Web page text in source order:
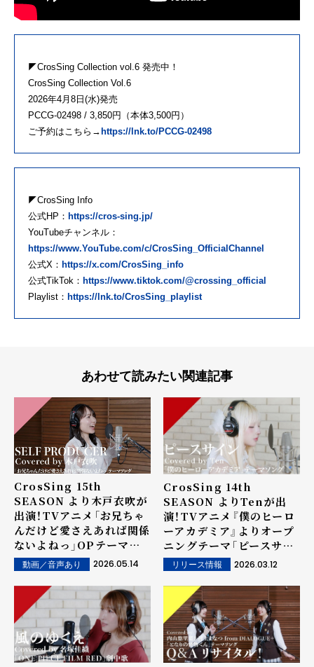
◤CrosSing Collection vol.6 発売中！
CrosSing Collection Vol.6
2026年4月8日(水)発売
PCCG-02498 / 3,850円（本体3,500円）
ご予約はこちら→https://lnk.to/PCCG-02498
◤CrosSing Info
公式HP： https://cros-sing.jp/
YouTubeチャンネル：
https://www.YouTube.com/c/CrosSing_OfficialChannel
公式X： https://x.com/CrosSing_info
公式TikTok： https://www.tiktok.com/@crossing_official
Playlist： https://lnk.to/CrosSing_playlist
あわせて読みたい関連記事
CrosSing 15th
SEASON より木戸衣吹が
出演！TVアニメ「お兄ちゃ
んだけど愛さえあれば関係
ないよねっ」OPテーマの
「SELF PRODUCER」を
カバー！
動画／音声あり 2026.05.14
CrosSing 14th
SEASON よりTenが出
演！TVアニメ『僕のヒーロ
ーアカデミア』よりオープ
ニングテーマ「ピースサイ
ン」をカバー！
リリース情報 2026.03.12